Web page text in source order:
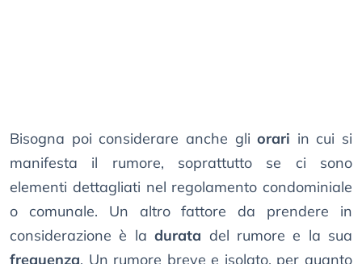
Bisogna poi considerare anche gliorari in cui si
manifesta il rumore, soprattutto se ci sono
elementi dettagliati nel regolamento condominiale
o comunale. Un altro fattore da prendere in
considerazione è ladurata del rumore e la sua
frequenza. Un rumore breve e isolato, per quanto